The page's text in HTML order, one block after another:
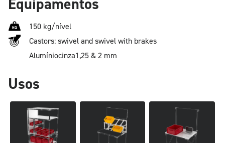
Equipamentos
150 kg/nível
Castors: swivel and swivel with brakes
Alumíniocinza1,25 & 2 mm
Usos